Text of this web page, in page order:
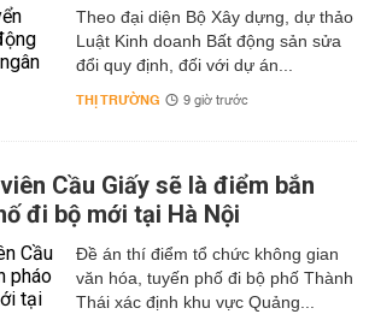
Theo đại diện Bộ Xây dựng, dự thảo
Luật Kinh doanh Bất động sản sửa
đổi quy định, đối với dự án...
THỊ TRƯỜNG 9 giờ trước
Cầu Giấy sẽ là điểm bắn
đi bộ mới tại Hà Nội
Đề án thí điểm tổ chức không gian
văn hóa, tuyến phố đi bộ phố Thành
Thái xác định khu vực Quảng...